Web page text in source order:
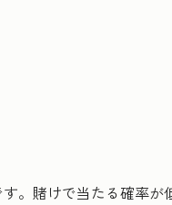
。賭けで当たる確率